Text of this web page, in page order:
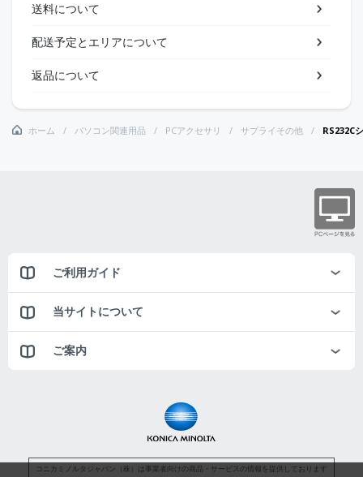
送料について
配送予定とエリアについて
返品について
ホーム パソコン関連用品 PCアクセサリ サプライその他 RS232C
ご利用ガイド
当サイトについて
ご案内
コニカミノルタジャパン（株）は事業者向けの商品・サービスの情報を提供しております